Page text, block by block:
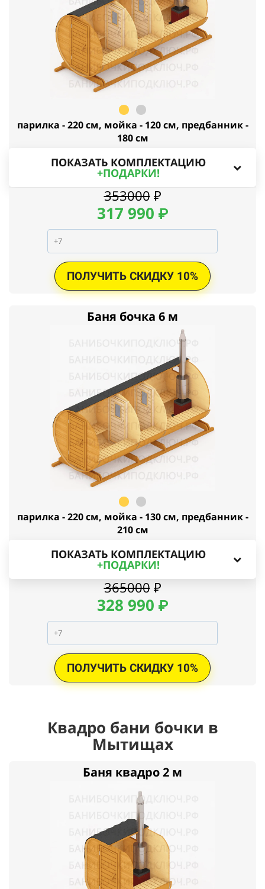
парилка - 220 см, мойка - 120 см, предбанник -
180 см
ПОКАЗАТЬ КОМПЛЕКТАЦИЮ
+ПОДАРКИ!
353000 ₽
317 990 ₽
ПОЛУЧИТЬ СКИДКУ 10%
Баня бочка 6 м
парилка - 220 см, мойка - 130 см, предбанник -
210 см
ПОКАЗАТЬ КОМПЛЕКТАЦИЮ
+ПОДАРКИ!
365000 ₽
328 990 ₽
ПОЛУЧИТЬ СКИДКУ 10%
Квадро бани бочки в
Мытищах
Баня квадро 2 м